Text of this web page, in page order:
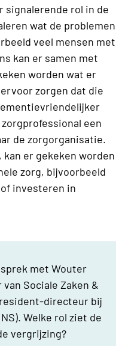
signalerende rol in de
wat de problemen
veel mensen met
kan er samen met
worden wat er
zorgen dat die
een
de zorgorganisatie.
er gekeken worden
zorg, bijvoorbeeld
investeren in
met Wouter
Sociale Zaken &
directeur bij
Welke rol ziet de
vergrijzing?